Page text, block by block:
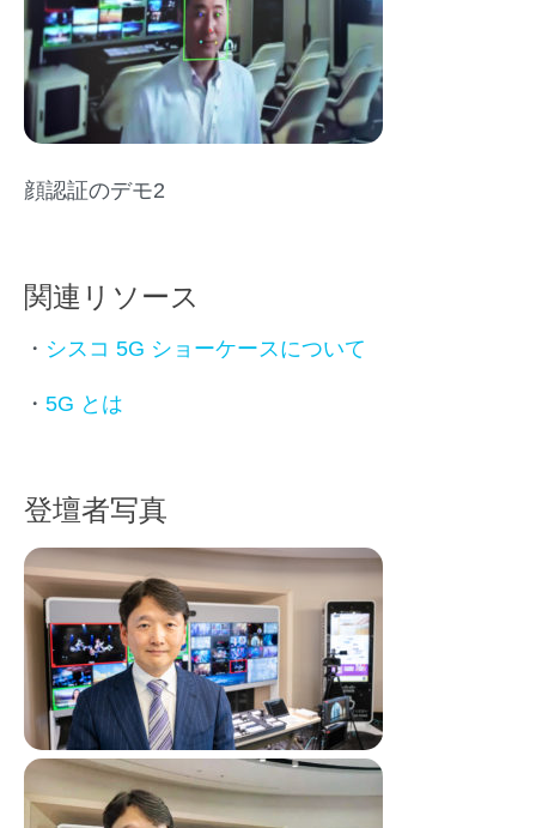
顔認証のデモ2
関連リソース
・ シスコ 5G ショーケースについて
・ 5G とは
登壇者写真